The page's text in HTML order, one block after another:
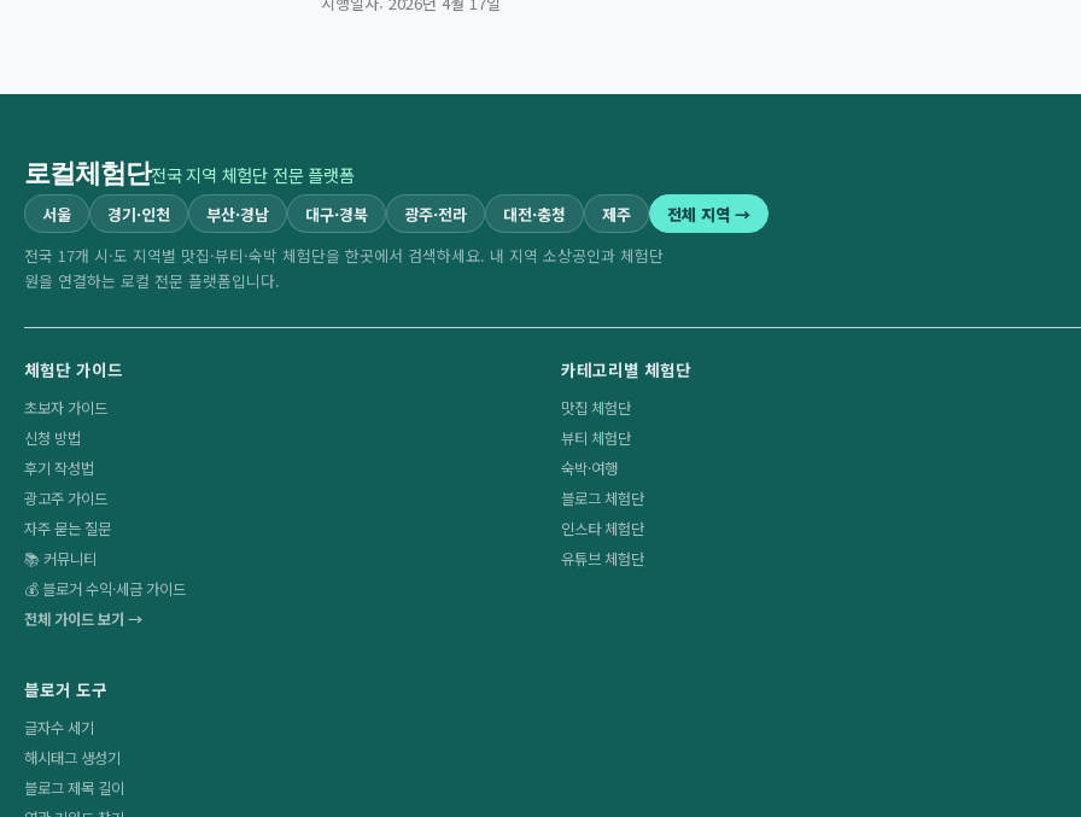
로컬체험단전국 지역 체험단 전문 플랫폼
서울 경기·인천 부산·경남 대구·경북 광주·전라 대전·충청 제주
전체 지역 →
전국 17개 시·도 지역별 맛집·뷰티·숙박 체험단을 한곳에서 검색하세요. 내 지역 소상공인과 체험단
원을 연결하는 로컬 전문 플랫폼입니다.
체험단 가이드
초보자 가이드
신청 방법
후기 작성법
광고주 가이드
자주 묻는 질문
📚 커뮤니티
💰 블로거 수익·세금 가이드
전체 가이드 보기 →
카테고리별 체험단
맛집 체험단
뷰티 체험단
숙박·여행
블로그 체험단
인스타 체험단
유튜브 체험단
블로거 도구
글자수 세기
해시태그 생성기
블로그 제목 길이